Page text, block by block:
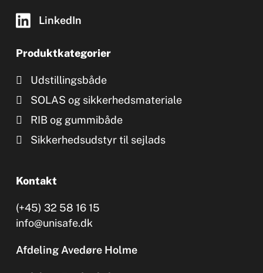
LinkedIn
Produktkategorier
Udstillingsbåde
SOLAS og sikkerhedsmateriale
RIB og gummibåde
Sikkerhedsudstyr til sejlads
Kontakt
(+45) 32 58 16 15
info@unisafe.dk
Afdeling Avedøre Holme